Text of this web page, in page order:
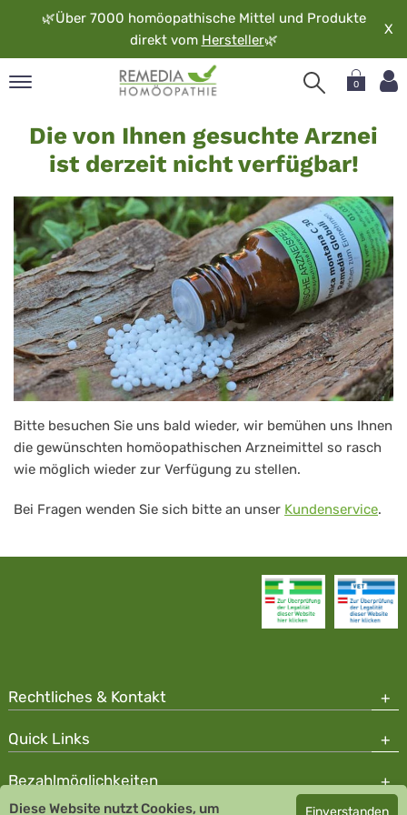
🌿Über 7000 homöopathische Mittel und Produkte
direkt vom Hersteller🌿
X
0
nicht
verfügbar
Die von Ihnen gesuchte Arznei
ist derzeit nicht verfügbar!
Bitte besuchen Sie uns bald wieder, wir bemühen uns Ihnen
die gewünschten homöopathischen Arzneimittel so rasch
wie möglich wieder zur Verfügung zu stellen.
Bei Fragen wenden Sie sich bitte an unser Kundenservice.
Rechtliches & Kontakt
Quick Links
Bezahlmöglichkeiten
Diese Website nutzt Cookies, um Einverstanden